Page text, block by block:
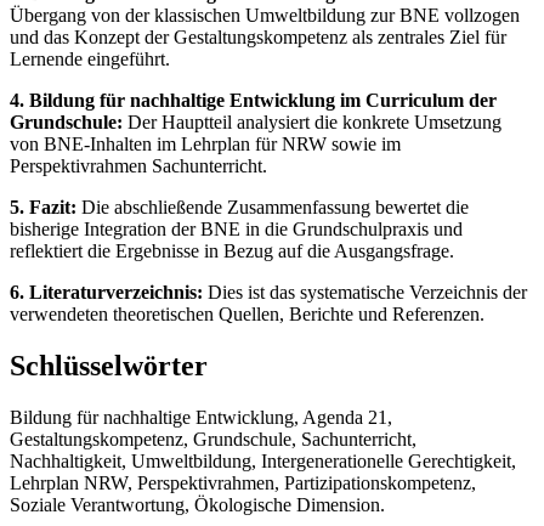
Übergang von der klassischen Umweltbildung zur BNE vollzogen
und das Konzept der Gestaltungskompetenz als zentrales Ziel für
Lernende eingeführt.
4. Bildung für nachhaltige Entwicklung im Curriculum der
Grundschule: Der Hauptteil analysiert die konkrete Umsetzung
von BNE-Inhalten im Lehrplan für NRW sowie im
Perspektivrahmen Sachunterricht.
5. Fazit: Die abschließende Zusammenfassung bewertet die
bisherige Integration der BNE in die Grundschulpraxis und
reflektiert die Ergebnisse in Bezug auf die Ausgangsfrage.
6. Literaturverzeichnis: Dies ist das systematische Verzeichnis der
verwendeten theoretischen Quellen, Berichte und Referenzen.
Schlüsselwörter
Bildung für nachhaltige Entwicklung, Agenda 21,
Gestaltungskompetenz, Grundschule, Sachunterricht,
Nachhaltigkeit, Umweltbildung, Intergenerationelle Gerechtigkeit,
Lehrplan NRW, Perspektivrahmen, Partizipationskompetenz,
Soziale Verantwortung, Ökologische Dimension.